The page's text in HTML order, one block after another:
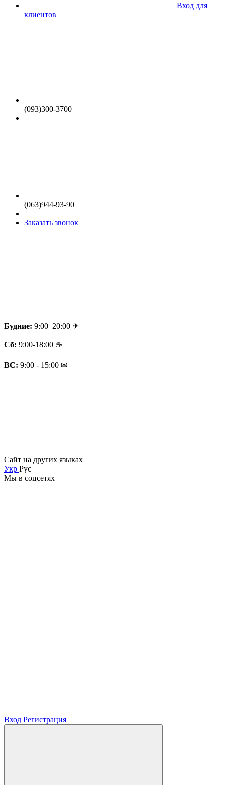
Вход для
клиентов
(093)300-3700
(063)944-93-90
Заказать звонок
Будние: 9:00–20:00 ✈
Сб: 9:00-18:00 ☕
ВС: 9:00 - 15:00 ✉
Сайт на других языках
Укр Рус
Мы в соцсетях
Вход Регистрация